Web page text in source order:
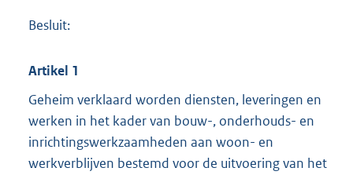
Besluit:
Artikel 1
Geheim verklaard worden diensten, leveringen en
werken in het kader van bouw-, onderhouds- en
inrichtingswerkzaamheden aan woon- en
werkverblijven bestemd voor de uitvoering van het